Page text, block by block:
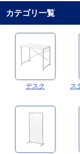
カテゴリ一覧
デスク
ス